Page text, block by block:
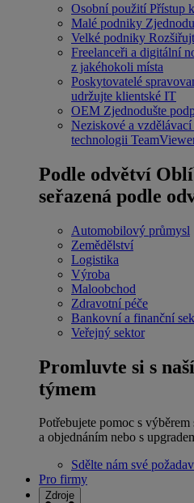
Osobní použití Přístup
Malé podniky
Velké podniky
Freelanceři a digitální
z jakéhokoli místa
Poskytovatelé
udržujte klientské IT
OEM Zjednodušte
Neziskové a vzdělávací
technologii
Podle odvětví
seřazená podle
Automobilový průmysl
Zemědělství
Logistika
Výroba
Maloobchod
Zdravotní péče
Bankovní a finanční
Veřejný sektor
Promluvte si s
týmem
Potřebujete pomoc s
a objednáním nebo s
Sdělte nám své
Pro firmy
Zdroje